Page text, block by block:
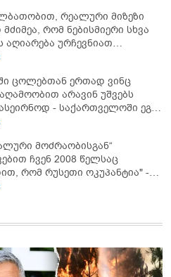
რეალური მიზეზი
რომ ნებისმიერი სხვა
აღიარება ურჩევნიათ
მიზეზის გამოაშკარავებას" -
ცოლებთან ერთად ვინც
არავინ უშვებს
- საქართველოში ეგ
არ არის!" - ლევან
მოძრაობისგან“
ჩვენ 2008 წელსაც
რომ რუსეთი ოკუპანტია" -